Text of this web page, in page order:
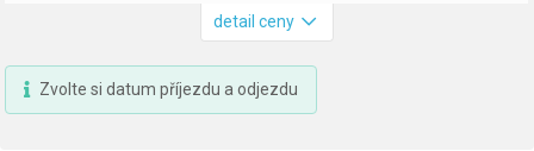
detail ceny
Zvolte si datum příjezdu a odjezdu